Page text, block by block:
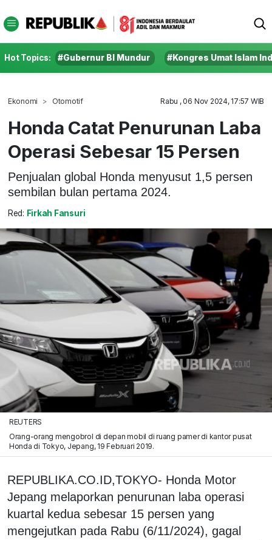
Hot Topics: #Gubernur BI Mundur #Kongres Umat Islam
Ekonomi Otomotif Rabu , 06 Nov 2024, 17:57 WIB
Honda Catat Penurunan Laba
Operasi Sebesar 15 Persen
Penjualan global Honda menyusut 1,5 persen
sembilan bulan pertama 2024.
Red: Firkah Fansuri
REUTERS
Orang-orang mengobrol di depan mobil di ruang pamer di kantor pusat
Honda di Tokyo, Jepang, 19 Februari 2019.
REPUBLIKA.CO.ID,TOKYO- Honda Motor
Jepang melaporkan penurunan laba operasi
kuartal kedua sebesar 15 persen yang
mengejutkan pada Rabu (6/11/2024), gagal